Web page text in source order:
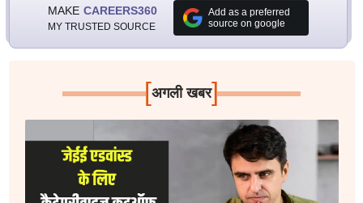
MAKE CAREERS360
MY TRUSTED SOURCE
Add as a preferred
source on google
[अगली खबर]